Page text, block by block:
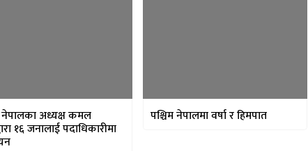
नेपालका अध्यक्ष कमल
१६ जनालाई पदाधिकारीमा
पश्चिम नेपालमा वर्षा र हिमपात